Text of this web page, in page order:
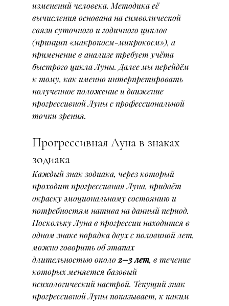
изменений человека. Методика её
вычисления основана на символической
связи суточного и годичного циклов
(принцип «макрокосм-микрокосм»), а
применение в анализе требует учёта
быстрого цикла Луны. Далее мы перейдём
к тому, как именно интерпретировать
полученное положение и движение
прогрессивной Луны с профессиональной
точки зрения.
Прогрессивная Луна в знаках
зодиака
Каждый знак зодиака, через который
проходит прогрессивная Луна, придаёт
окраску эмоциональному состоянию и
потребностям натива на данный период.
Поскольку Луна в прогрессии находится в
одном знаке порядка двух с половиной лет,
можно говорить об этапах
длительностью около 2–3 лет, в течение
которых меняется базовый
психологический настрой. Текущий знак
прогрессивной Луны показывает, к каким